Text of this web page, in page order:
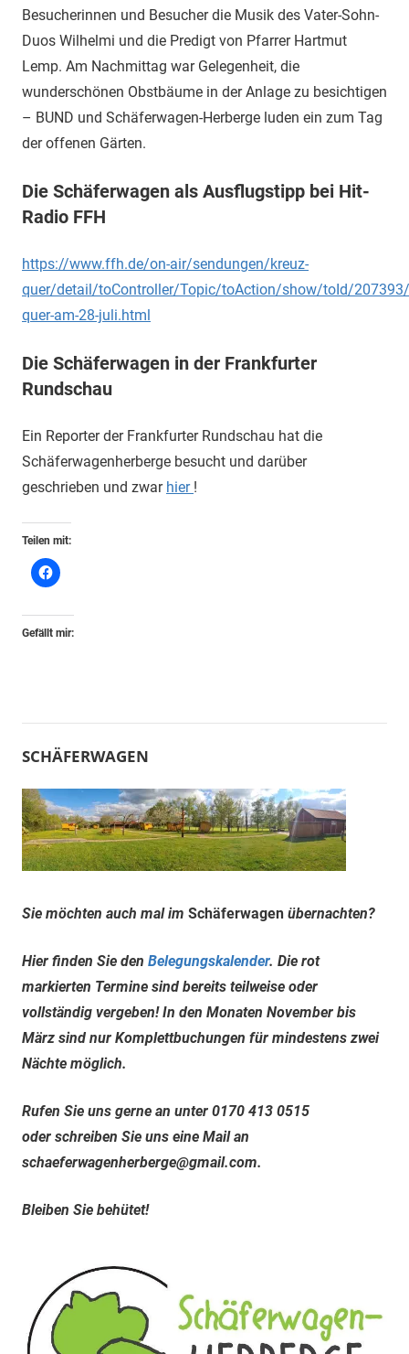
Besucherinnen und Besucher die Musik des Vater-Sohn-
Duos Wilhelmi und die Predigt von Pfarrer Hartmut
Lemp. Am Nachmittag war Gelegenheit, die
wunderschönen Obstbäume in der Anlage zu besichtigen
– BUND und Schäferwagen-Herberge luden ein zum Tag
der offenen Gärten.
Die Schäferwagen als Ausflugstipp bei Hit-
Radio FFH
https://www.ffh.de/on-air/sendungen/kreuz-
quer/detail/toController/Topic/toAction/show/toId/
quer-am-28-juli.html
Die Schäferwagen in der Frankfurter
Rundschau
Ein Reporter der Frankfurter Rundschau hat die
Schäferwagenherberge besucht und darüber
geschrieben und zwar hier !
Teilen mit:
Gefällt mir:
SCHÄFERWAGEN
Sie möchten auch mal im Schäferwagen übernachten?
Hier finden Sie den Belegungskalender. Die rot
markierten Termine sind bereits teilweise oder
vollständig vergeben! In den Monaten November bis
März sind nur Komplettbuchungen für mindestens zwei
Nächte möglich.
Rufen Sie uns gerne an unter 0170 413 0515
oder schreiben Sie uns eine Mail an
schaeferwagenherberge@gmail.com.
Bleiben Sie behütet!